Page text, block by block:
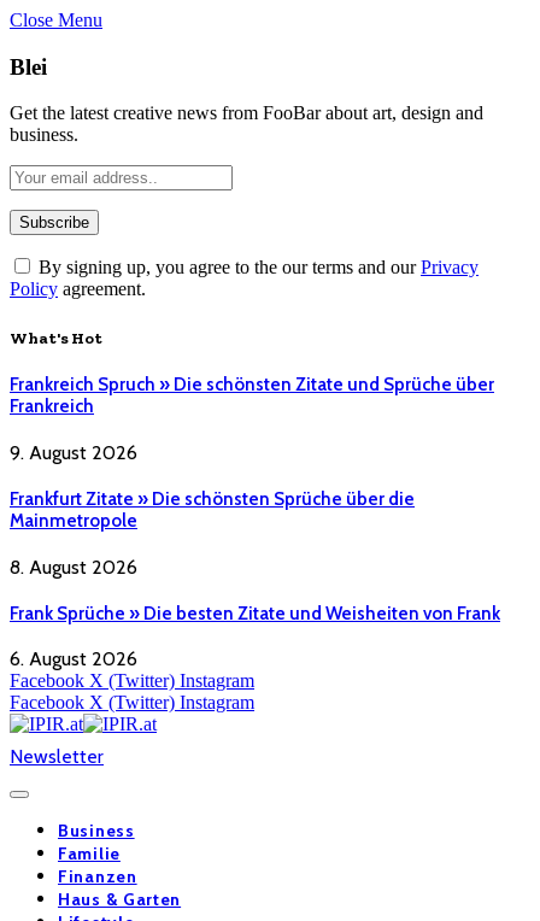
Close Menu
Blei
Get the latest creative news from FooBar about art, design and
business.
By signing up, you agree to the our terms and ourPrivacy
Policy agreement.
What's Hot
Frankreich Spruch » Die schönsten Zitate und Sprüche über
Frankreich
9. August 2026
Frankfurt Zitate » Die schönsten Sprüche über die
Mainmetropole
8. August 2026
Frank Sprüche » Die besten Zitate und Weisheiten von Frank
6. August 2026
Facebook X (Twitter) Instagram
Facebook X (Twitter) Instagram
Newsletter
Business
Familie
Finanzen
Haus & Garten